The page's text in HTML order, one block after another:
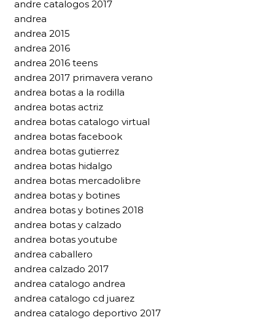
andre catalogos 2017
andrea
andrea 2015
andrea 2016
andrea 2016 teens
andrea 2017 primavera verano
andrea botas a la rodilla
andrea botas actriz
andrea botas catalogo virtual
andrea botas facebook
andrea botas gutierrez
andrea botas hidalgo
andrea botas mercadolibre
andrea botas y botines
andrea botas y botines 2018
andrea botas y calzado
andrea botas youtube
andrea caballero
andrea calzado 2017
andrea catalogo andrea
andrea catalogo cd juarez
andrea catalogo deportivo 2017